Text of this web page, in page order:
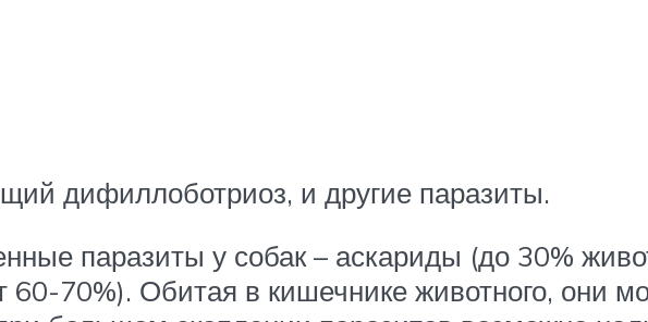
дифиллоботриоз, и другие паразиты.
паразиты у собак – аскариды (до 30%
60-70%). Обитая в кишечнике животного, они